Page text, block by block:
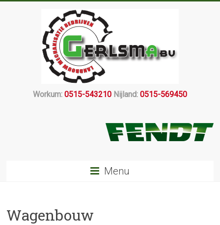
Workum: 0515-543210Nijland: 0515-569450
Menu
Wagenbouw